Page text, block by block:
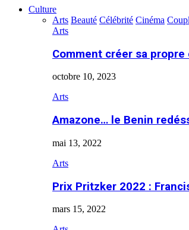
Culture
Arts Beauté Célébrité Cinéma
Arts
Comment créer sa
octobre 10, 2023
Arts
Amazone… le Benin
mai 13, 2022
Arts
Prix Pritzker 2022 :
mars 15, 2022